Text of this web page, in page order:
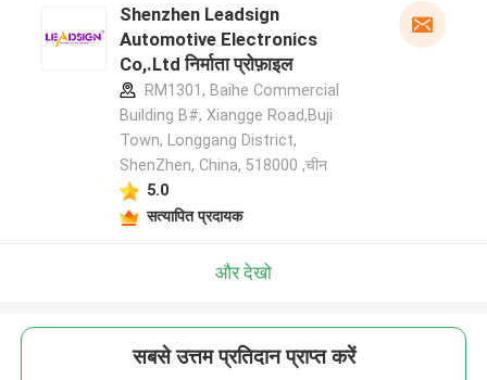
Shenzhen Leadsign
Automotive Electronics
Co,.Ltd निर्माता प्रोफ़ाइल
RM1301, Baihe Commercial
Building B#, Xiangge Road,Buji
Town, Longgang District,
ShenZhen, China, 518000 ,चीन
5.0
सत्यापित प्रदायक
और देखो
सबसे उत्तम प्रतिदान प्राप्त करें